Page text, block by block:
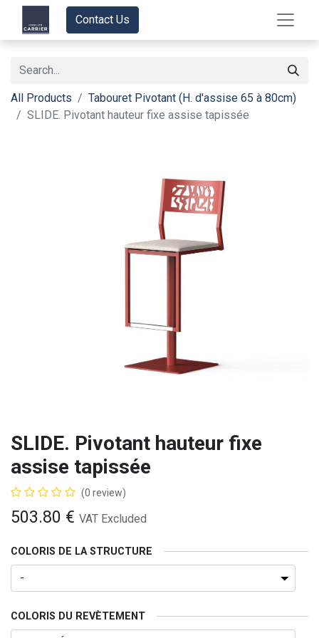
Contact Us
All Products
Tabouret Pivotant (H. d'assise 65 à 80cm)
SLIDE. Pivotant hauteur fixe assise tapissée
SLIDE. Pivotant hauteur fixe
assise tapissée
(0 review)
503.80 € VAT Excluded
COLORIS DE LA STRUCTURE
COLORIS DU REVÈTEMENT